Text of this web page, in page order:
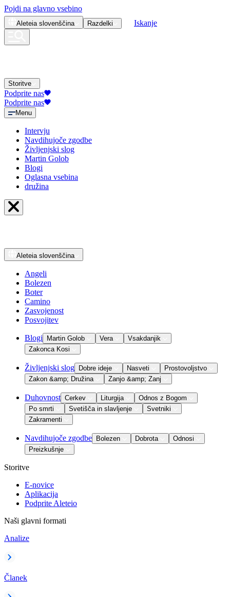
Pojdi na glavno vsebino
Aleteia slovenščina Razdelki Iskanje
Storitve
Podprite nas
Podprite nas
Menu
Intervju
Navdihujoče zgodbe
Življenjski slog
Martin Golob
Blogi
Oglasna vsebina
družina
Aleteia slovenščina
Angeli
Bolezen
Boter
Camino
Zasvojenost
Posvojitev
Blogi Martin Golob Vera
Vsakdanjik
Zakonca Kosi
Življenjski slog Dobre ideje Nasveti
Prostovoljstvo
Zakon &amp; Družina
Zanjo &amp; Zanj
Duhovnost Cerkev Liturgija
Odnos z Bogom
Po smrti
Svetišča in slavljenje
Svetniki
Zakramenti
Navdihujoče zgodbe Bolezen Dobrota
Odnosi
Preizkušnje
Storitve
E-novice
Aplikacija
Podprite Aleteio
Naši glavni formati
Analize
Članek